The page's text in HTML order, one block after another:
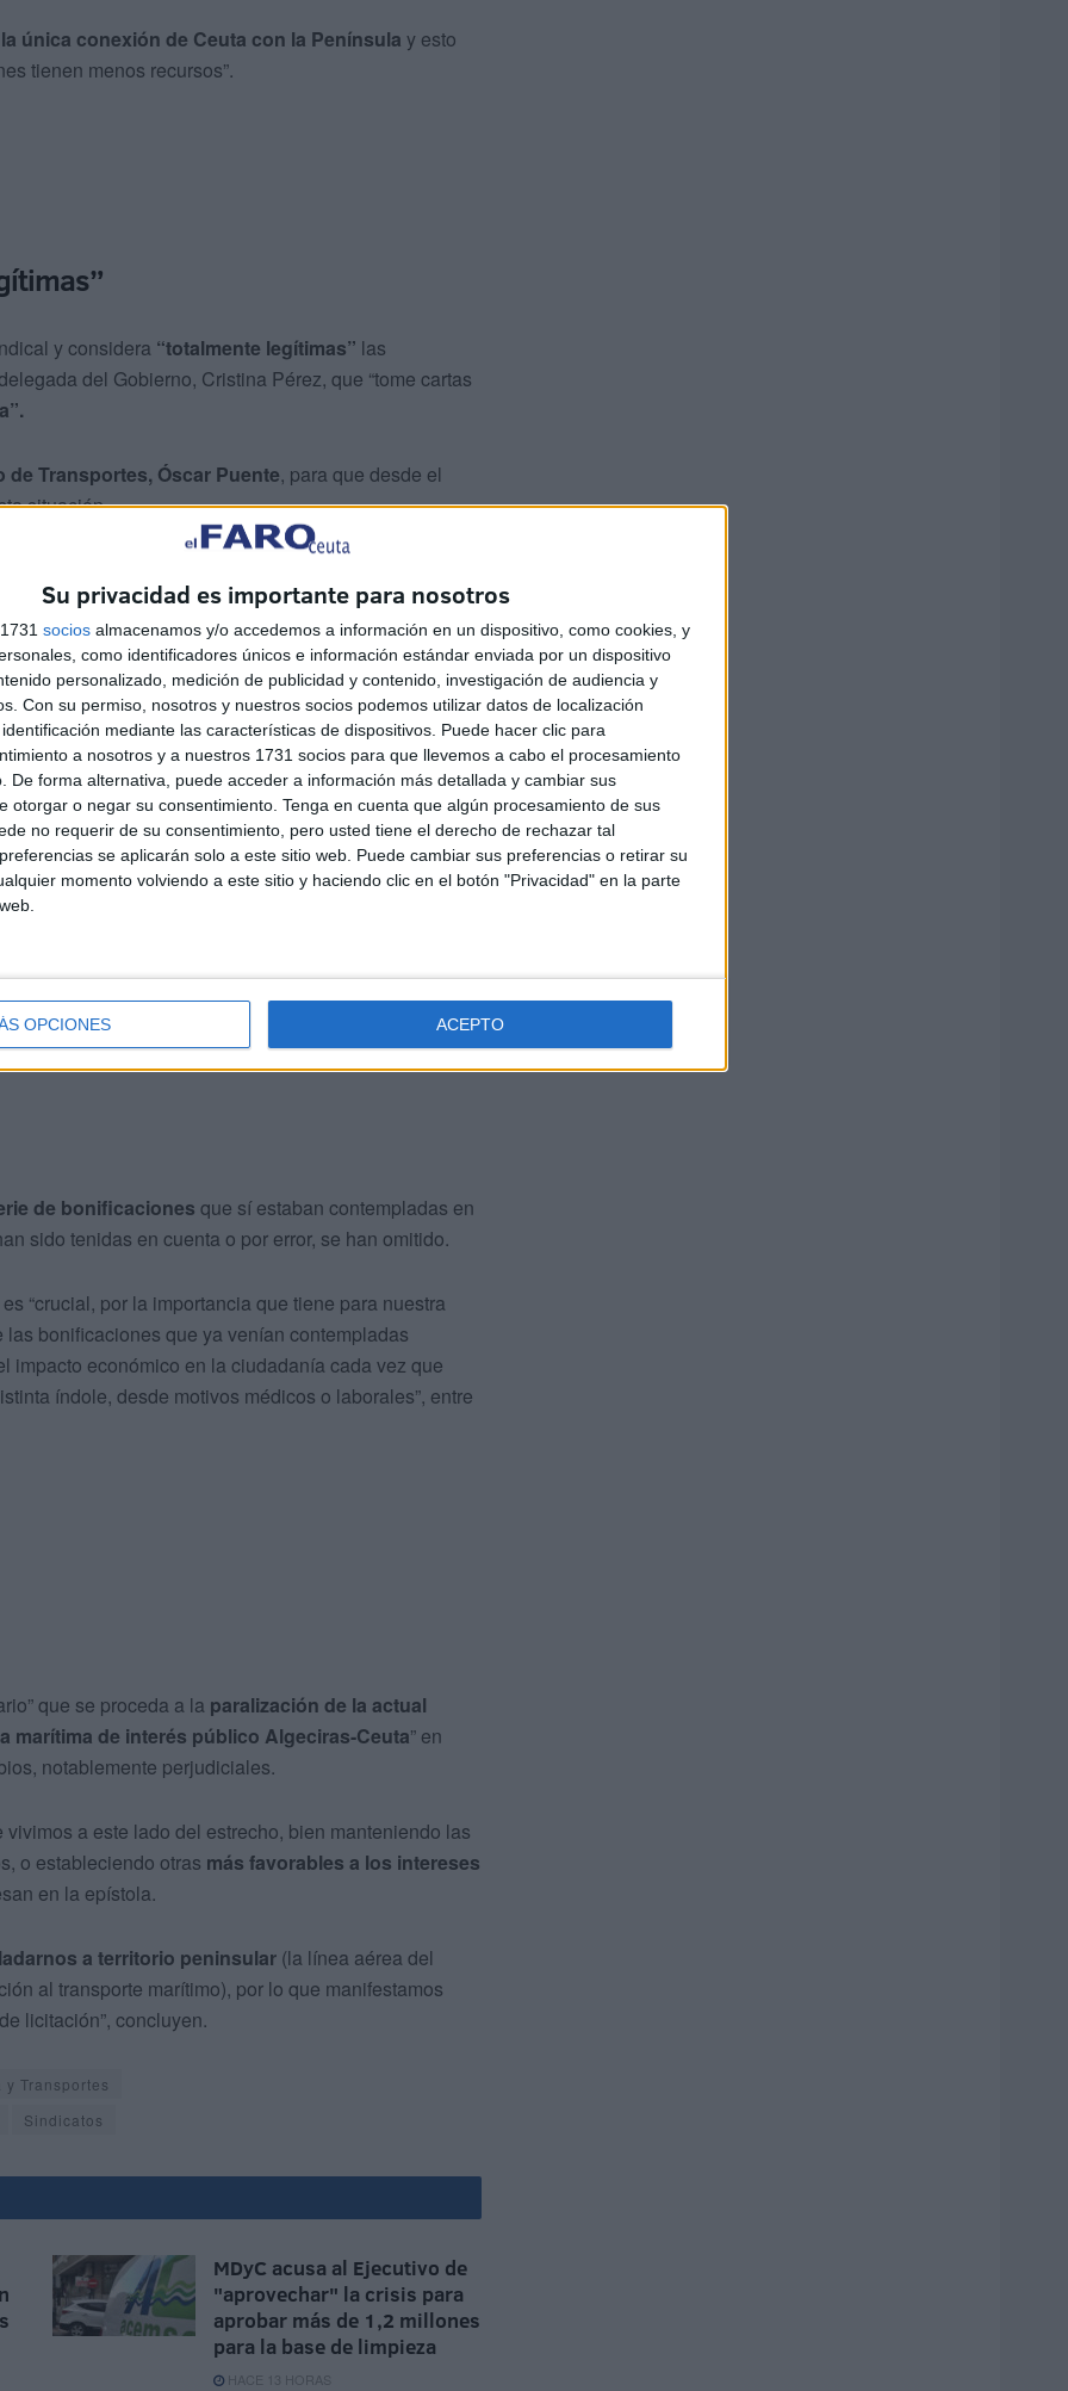
Su privacidad es importante para nosotros
socios almacenamos y/o accedemos a información en un dispositivo, como cookies, y
como identificadores únicos e información estándar enviada por un dispositivo
personalizado, medición de publicidad y contenido, investigación de audiencia y
Con su permiso, nosotros y nuestros socios podemos utilizar datos de localización
mediante las características de dispositivos. Puede hacer clic para
a nosotros y a nuestros 1731 socios para que llevemos a cabo el procesamiento
De forma alternativa, puede acceder a información más detallada y cambiar sus
otorgar o negar su consentimiento. Tenga en cuenta que algún procesamiento de sus
no requerir de su consentimiento, pero usted tiene el derecho de rechazar tal
se aplicarán solo a este sitio web. Puede cambiar sus preferencias o retirar su
momento volviendo a este sitio y haciendo clic en el botón "Privacidad" en la parte
OPCIONES ACEPTO
única conexión de Ceuta con la Península y esto
tienen menos recursos”.
y considera “totalmente legítimas” las
del Gobierno, Cristina Pérez, que “tome cartas
de Transportes, Óscar Puente, para que desde el
situación.
de extrapeninsularidad de nuestra ciudad, hacen no
resto de Españaa través del transporte marítimo, por
directamente a toda la ciudadanía a este lado del
su preocupación por una serie de cuestiones “que
de a aquellas personas que opten por usar el
ciudad”.
de bonificaciones que sí estaban contempladas en
sido tenidas en cuenta o por error, se han omitido.
“crucial, por la importancia que tiene para nuestra
bonificaciones que ya venían contempladas
impacto económico en la ciudadanía cada vez que
índole, desde motivos médicos o laborales”, entre
que se proceda a la paralización de la actual
marítima de interés público Algeciras-Ceuta” en
notablemente perjudiciales.
a este lado del estrecho, bien manteniendo las
o estableciendo otras más favorables a los intereses
en la epístola.
a territorio peninsular (la línea aérea del
al transporte marítimo), por lo que manifestamos
licitación”, concluyen.
y Transportes
Sindicatos
MDyC acusa al Ejecutivo de
"aprovechar" la crisis para
aprobar más de 1,2 millones
para la base de limpieza
HACE 13 HORAS